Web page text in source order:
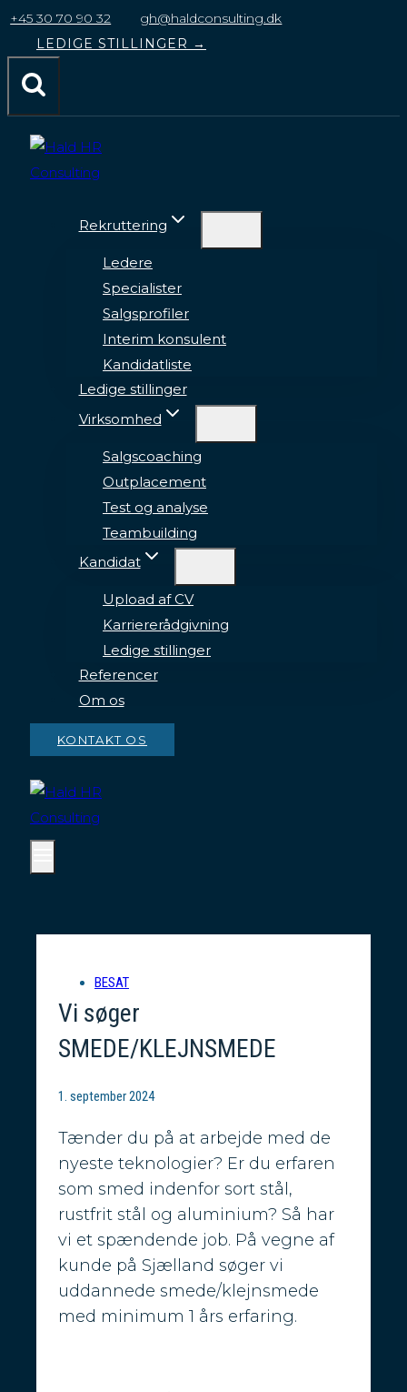
til
indhold
+45 30 70 90 32
gh@haldconsulting.dk
LEDIGE STILLINGER →
Rekruttering
Ledere
Specialister
Salgsprofiler
Interim konsulent
Kandidatliste
Ledige stillinger
Virksomhed
Salgscoaching
Outplacement
Test og analyse
Teambuilding
Kandidat
Upload af CV
Karriererådgivning
Ledige stillinger
Referencer
Om os
KONTAKT OS
BESAT
Vi søger
SMEDE/KLEJNSMEDE
1. september 2024
Tænder du på at arbejde med de
nyeste teknologier? Er du erfaren
som smed indenfor sort stål,
rustfrit stål og aluminium? Så har
vi et spændende job. På vegne af
kunde på Sjælland søger vi
uddannede smede/klejnsmede
med minimum 1 års erfaring.